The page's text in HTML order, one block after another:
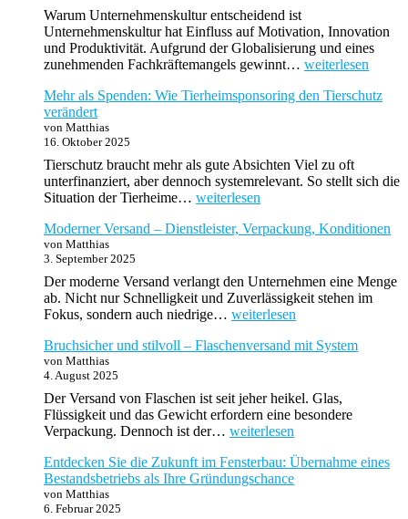
Unterschied
wichtig
ist
Warum Unternehmenskultur entscheidend ist
Unternehmenskultur hat Einfluss auf Motivation, Innovation
und Produktivität. Aufgrund der Globalisierung und eines
zunehmenden Fachkräftemangels gewinnt… Europäische
im
zu
Innovation
weiterlesen
Mehr als Spenden: Wie Tierheimsponsoring den Tierschutz
verändert
von Matthias
16. Oktober 2025
Tierschutz braucht mehr als gute Absichten Viel zu oft
unterfinanziert, aber dennoch systemrelevant. So stellt sich die
Situation der Tierheime… Mehr
Spenden:
den
Tierschutz
verändert
weiterlesen
Moderner Versand – Dienstleister, Verpackung, Konditionen
von Matthias
3. September 2025
Der moderne Versand verlangt den Unternehmen eine Menge
ab. Nicht nur Schnelligkeit und Zuverlässigkeit stehen im
Fokus, sondern auch niedrige… Moderner
–
Konditionen
weiterlesen
Bruchsicher und stilvoll – Flaschenversand mit System
von Matthias
4. August 2025
Der Versand von Flaschen ist seit jeher heikel. Glas,
Flüssigkeit und das Gewicht erfordern eine besondere
Verpackung. Dennoch ist der… Bruchsicher
stilvoll
–
weiterlesen
Entdecken Sie die Zukunft im Fensterbau: Übernahme eines
Bestandsbetriebs als Ihre Gründungschance
von Matthias
6. Februar 2025